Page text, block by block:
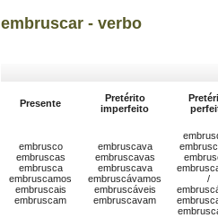
embruscar - verbo
Presente
Pretérito
imperfeito
embrusco
embruscas
embrusca
embruscamos
embruscais
embruscam
embruscava
embruscavas
embruscava
embruscávamos
embruscáveis
embruscavam
/